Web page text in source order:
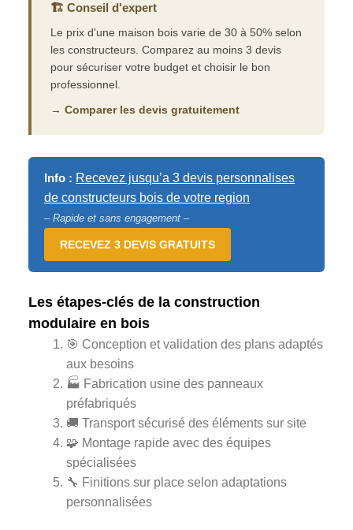
🏗️ Conseil d'expert
Le prix d'une maison bois varie de 30 à 50% selon
les constructeurs. Comparez au moins 3 devis
pour sécuriser votre budget et choisir le bon
professionnel.
→ Comparer les devis gratuitement
Info : Recevez jusqu’a 3 devis personnalises
de constructeurs bois de votre region
– Rapide et sans engagement –
RECEVEZ 3 DEVIS GRATUITS
Les étapes-clés de la construction
modulaire en bois
🎯 Conception et validation des plans adaptés
aux besoins
🏭 Fabrication usine des panneaux
préfabriqués
🚚 Transport sécurisé des éléments sur site
🧩 Montage rapide avec des équipes
spécialisées
🔧 Finitions sur place selon adaptations
personnalisées